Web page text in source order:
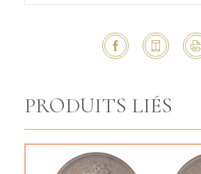
PRODUITS LIÉS